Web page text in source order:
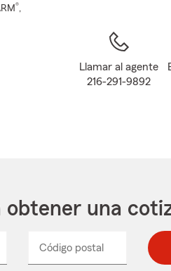
®,
Llamar al agente
216-291-9892
obtener una
Código postal
_____